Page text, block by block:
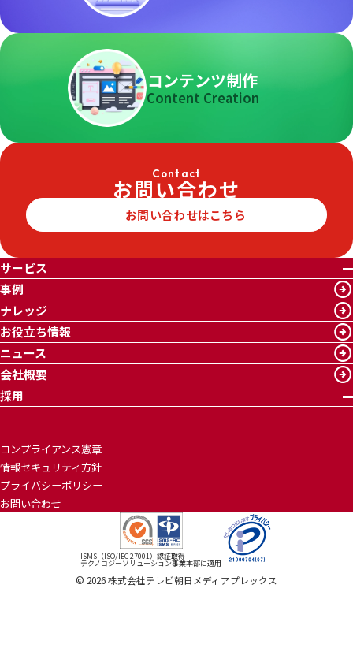
コンテンツ制作
Content Creation
Contact
お問い合わせ
お問い合わせはこちら
サービス
事例
ナレッジ
お役立ち情報
ニュース
会社概要
採用
コンプライアンス憲章
情報セキュリティ方針
プライバシーポリシー
お問い合わせ
ISMS（ISO/IEC 27001）認証取得
テクノロジーソリューション事業本部に適用
© 2026株式会社テレビ朝日メディアプレックス